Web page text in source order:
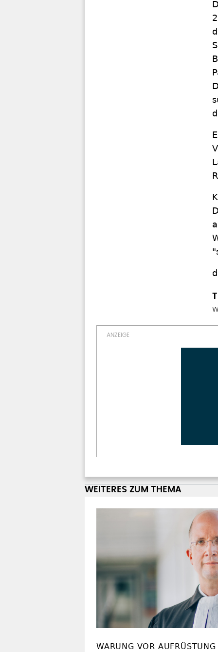
WEITERES ZUM THEMA
WARUNG VOR AUFRÜSTUNG